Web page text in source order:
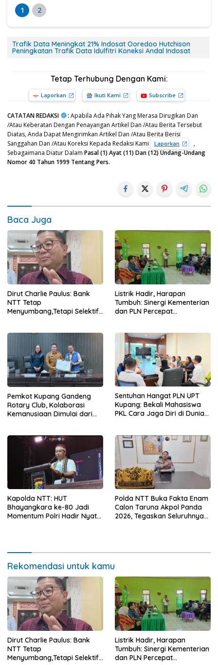
1 2
Trafik Data Meningkat 21% Indosat Ooredoo Hutchison
Peningkatan Trafik Data Idulfitri Koneksi Andal Indosat
Tetap Terhubung Dengan Kami:
Laporkan Ikuti Kami Subscribe
CATATAN REDAKSI : Apabila Ada Pihak Yang Merasa Dirugikan Dan
/Atau Keberatan Dengan Penayangan Artikel Dan /Atau Berita Tersebut
Diatas, Anda Dapat Mengirimkan Artikel Dan /Atau Berita Berisi
Sanggahan Dan /Atau Koreksi Kepada Redaksi Kami
Laporkan
,
Sebagaimana Diatur Dalam Pasal (1) Ayat (11) Dan (12) Undang-Undang
Nomor 40 Tahun 1999 Tentang Pers.
Baca Juga
Dirut Charlie Paulus: Bank
NTT Tetap
Menyumbang,Tetapi Selektif
Listrik Hadir, Harapan
Tumbuh: Sinergi Kementerian
dan PLN Percepat
Pemkot Kupang Gandeng
Rotary Club, Kolaborasi
Kemanusiaan Dimulai dari
Sentuhan Hangat PLN UPT
Kupang: Bekali Mahasiswa
PKL Cara Jaga Diri di Dunia
Kapolda NTT: HUT
Bhayangkara ke-80 Jadi
Momentum Polri Hadir Nyata
Polda NTT Buka Fakta Enam
Calon Taruna Akpol Panda
2026, Tegaskan Seluruhnya
Rekomendasi untuk kamu
Dirut Charlie Paulus: Bank
NTT Tetap
Menyumbang,Tetapi Selektif
Listrik Hadir, Harapan
Tumbuh: Sinergi Kementerian
dan PLN Percepat